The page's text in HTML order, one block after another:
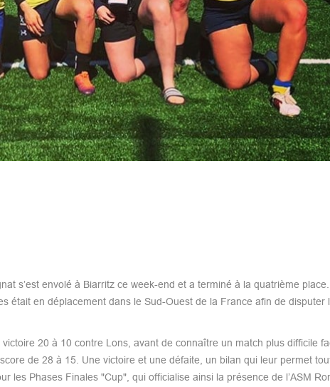
s’est envolé à Biarritz ce week-end et a terminé à la quatrième
était en déplacement dans le Sud-Ouest de la France afin de disputer
20 à 10 contre Lons, avant de connaître un match plus difficile
de 28 à 15. Une victoire et une défaite, un bilan qui leur permet
les Phases Finales "Cup", qui officialise ainsi la présence de l’ASM